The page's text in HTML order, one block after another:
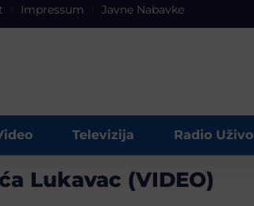
Impressum Javne Nabavke
Televizija Radio Uživo
Lukavac (VIDEO)